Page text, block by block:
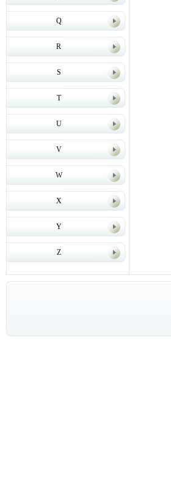
Q
R
S
T
U
V
W
X
Y
Z